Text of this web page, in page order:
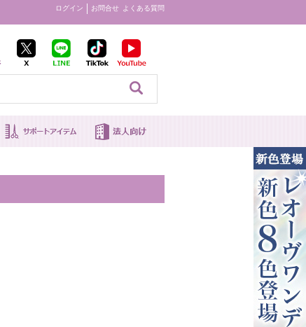
ログイン お問合せ よくある質問